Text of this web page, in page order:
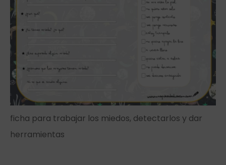
ficha para trabajar los miedos, detectarlos y dar
herramientas